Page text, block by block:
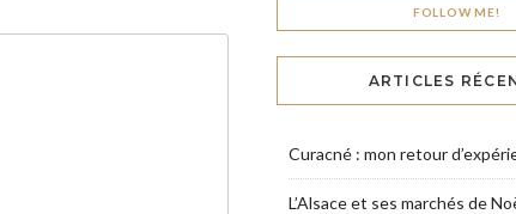
FOLLOW ME!
ARTICLES
Curacné : mon retour
L’Alsace et ses marchés de